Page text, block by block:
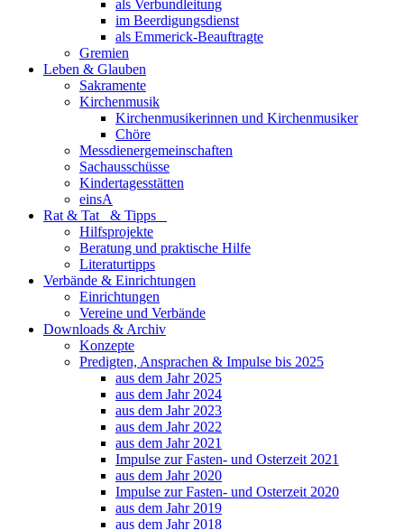
als Verbundleitung
im Beerdigungsdienst
als Emmerick-Beauftragte
Gremien
Leben & Glauben
Sakramente
Kirchenmusik
Kirchenmusikerinnen und Kirchenmusiker
Chöre
Messdienergemeinschaften
Sachausschüsse
Kindertagesstätten
einsA
Rat & Tat & Tipps
Hilfsprojekte
Beratung und praktische Hilfe
Literaturtipps
Verbände & Einrichtungen
Einrichtungen
Vereine und Verbände
Downloads & Archiv
Konzepte
Predigten, Ansprachen & Impulse bis 2025
aus dem Jahr 2025
aus dem Jahr 2024
aus dem Jahr 2023
aus dem Jahr 2022
aus dem Jahr 2021
Impulse zur Fasten- und Osterzeit 2021
aus dem Jahr 2020
Impulse zur Fasten- und Osterzeit 2020
aus dem Jahr 2019
aus dem Jahr 2018